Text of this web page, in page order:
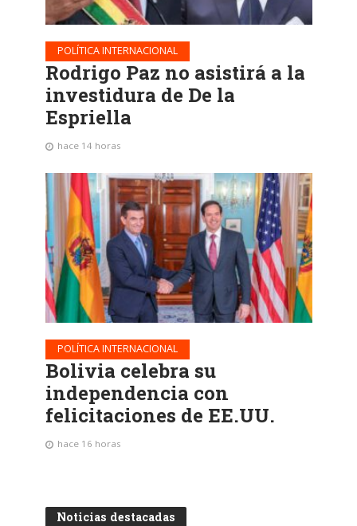
POLÍTICA INTERNACIONAL
Rodrigo Paz no asistirá a la
investidura de De la
Espriella
hace 14 horas
POLÍTICA INTERNACIONAL
Bolivia celebra su
independencia con
felicitaciones de EE.UU.
hace 16 horas
Noticias destacadas